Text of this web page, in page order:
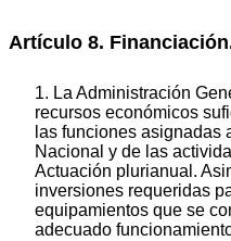
Artículo 8.
1. La Administración
recursos económicos
las funciones asignadas
Nacional y de las
Actuación plurianual.
inversiones requeridas
equipamientos que se
adecuado